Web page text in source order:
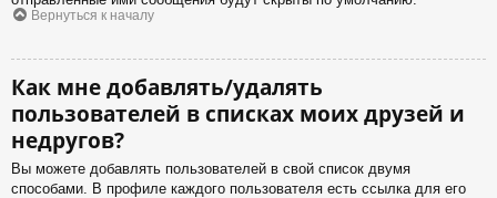
Вернуться к началу
Как мне добавлять/удалять
пользователей в списках моих друзей и
недругов?
Вы можете добавлять пользователей в свой список двумя
способами. В профиле каждого пользователя есть ссылка для его